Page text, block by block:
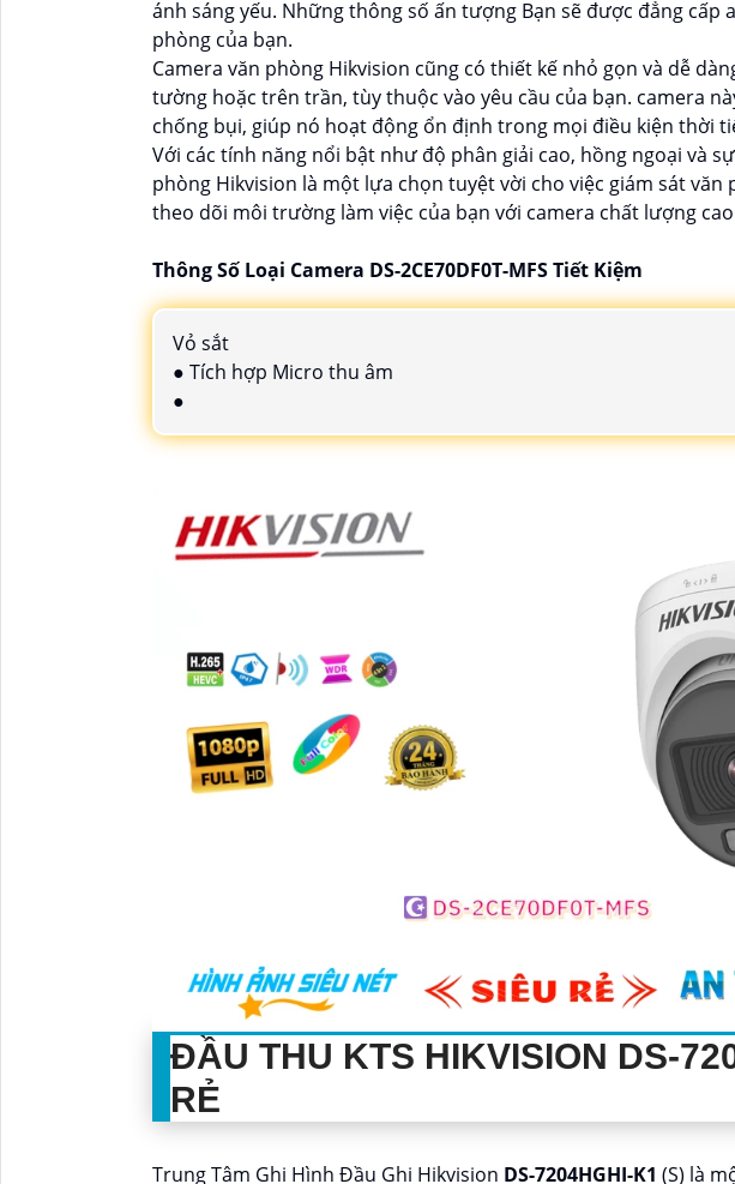
ánh sáng yếu. Những thông số ấn tượng Bạn sẽ được đẳng cấp
phòng của bạn.
Camera văn phòng Hikvision cũng có thiết kế nhỏ gọn và dễ
tường hoặc trên trần, tùy thuộc vào yêu cầu của bạn. camera
chống bụi, giúp nó hoạt động ổn định trong mọi điều kiện thời
Với các tính năng nổi bật như độ phân giải cao, hồng ngoại và
phòng Hikvision là một lựa chọn tuyệt vời cho việc giám sát
theo dõi môi trường làm việc của bạn với camera chất lượng
Thông Số Loại Camera DS-2CE70DF0T-MFS Tiết Kiệm
Vỏ sắt
● Tích hợp Micro thu âm
●
ĐẦU THU KTS HIKVISION DS-
RẺ
Trung Tâm Ghi Hình Đầu Ghi Hikvision DS-7204HGHI-K1 (S) là